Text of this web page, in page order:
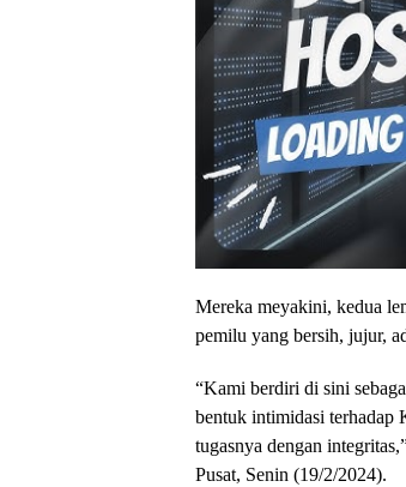
Mereka meyakini, kedua
pemilu yang bersih, jujur,
“Kami berdiri di sini
bentuk intimidasi terhadap
tugasnya dengan
Pusat, Senin (19/2/2024).